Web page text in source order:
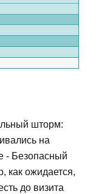
шторм:
на
- Безопасный
как ожидается,
до визита